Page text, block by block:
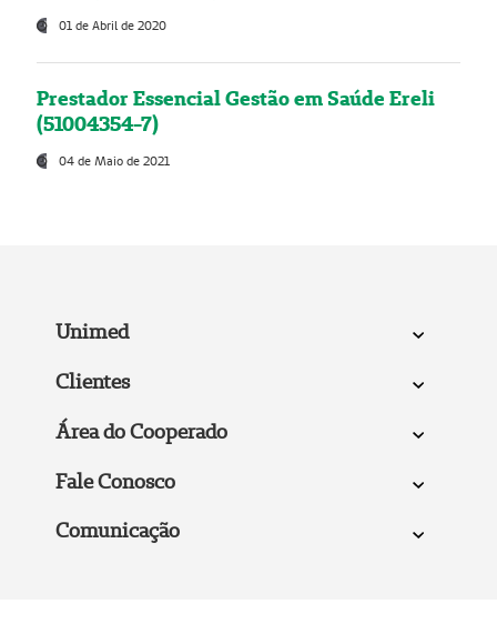
01 de Abril de 2020
Prestador Essencial Gestão em Saúde Ereli
(51004354-7)
04 de Maio de 2021
Unimed
Clientes
Área do Cooperado
Fale Conosco
Comunicação